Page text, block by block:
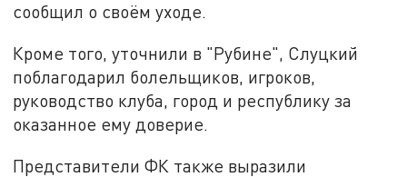
сообщил о своём уходе.
Кроме того, уточнили в "Рубине", Слуцкий
поблагодарил болельщиков, игроков,
руководство клуба, город и республику за
оказанное ему доверие.
Представители ФК также выразили